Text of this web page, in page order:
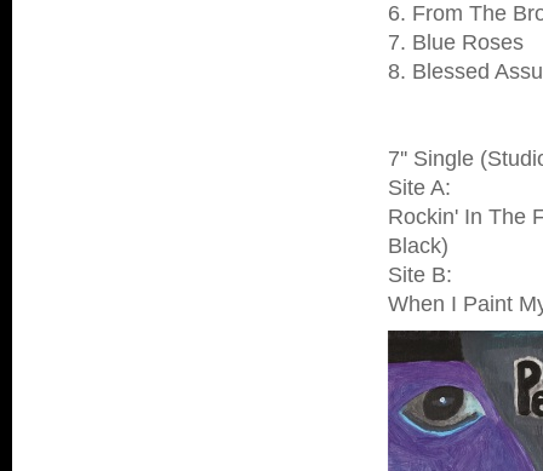
6. From The
7. Blue Roses
8. Blessed
7'' Single
Site A:
Rockin' In The
Black)
Site B:
When I Paint